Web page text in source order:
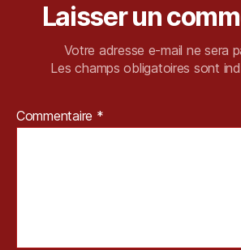
Laisser un
Votre adresse e-mail ne sera
Les champs obligatoires sont
Commentaire *